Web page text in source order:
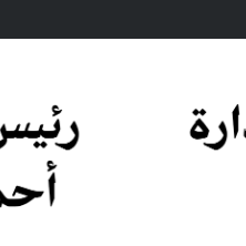
لأسرة العامل المتوفى